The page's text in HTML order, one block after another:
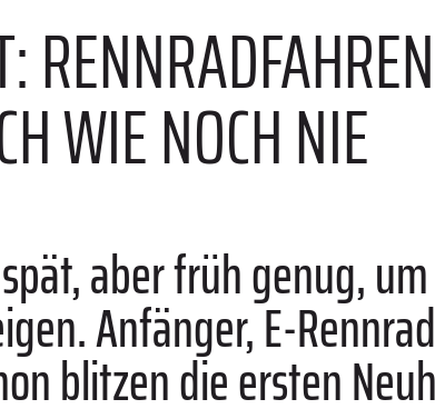
WIE NOCH NIE
aber früh genug,
Anfänger, E-
blitzen die ersten